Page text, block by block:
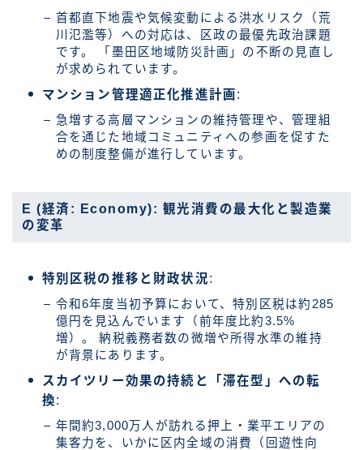
首都直下地震や気候変動による洪水リスク（荒
川氾濫等）への対応は、区政の最優先政治課題
です。 「墨田区地域防災計画」の不断の見直し
が求められています。
マンション管理適正化推進計画:
急増する高層マンションの維持管理や、管理組
合を通じた地域コミュニティへの参画を促すた
めの制度整備が進行しています。
E (経済: Economy): 観光消費の最大化と製造業
の変革
特別区税の推移と財政状況:
令和6年度当初予算において、特別区税は約285
億円を見込んでいます（前年度比約3.5%
増）。 納税義務者数の微増や所得水準の維持
が背景にあります。
スカイツリー効果の持続と「滞在型」への転
換:
年間約3,000万人が訪れる押上・業平エリアの
集客力を、いかに区内全域の消費（回遊性向